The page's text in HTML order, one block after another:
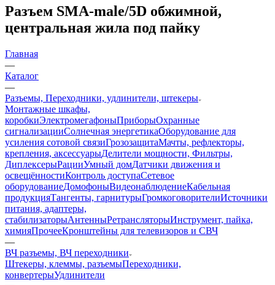
Разъем SMA-male/5D обжимной,
центральная жила под пайку
Главная
—
Каталог
—
Разъемы, Переходники, удлинители, штекеры
Монтажные шкафы,
коробкиЭлектромегафоныПриборыОхранные
сигнализацииСолнечная энергетикаОборудование для
усиления сотовой связиГрозозащитаМачты, рефлекторы,
крепления, аксессуарыДелители мощности, Фильтры,
ДиплексерыРацииУмный домДатчики движения и
освещённостиКонтроль доступаСетевое
оборудованиеДомофоныВидеонаблюдениеКабельная
продукцияТангенты, гарнитурыГромкоговорителиИсточники
питания, адаптеры,
стабилизаторыАнтенныРетрансляторыИнструмент, пайка,
химияПрочееКронштейны для телевизоров и СВЧ
—
ВЧ разъемы, ВЧ переходники
Штекеры, клеммы, разъемыПереходники,
конвертерыУдлинители